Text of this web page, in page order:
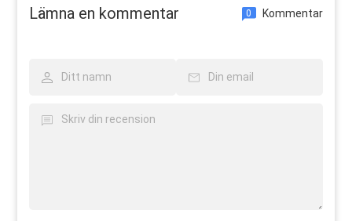
Lämna en kommentar 0 Kommentar